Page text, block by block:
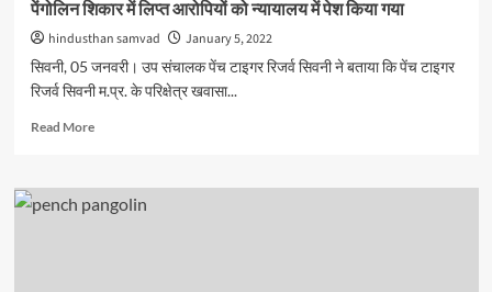
पेंगोलिन शिकार में लिप्त आरोपियों को न्यायालय में पेश किया गया
hindusthan samvad
January 5, 2022
सिवनी, 05 जनवरी। उप संचालक पेंच टाइगर रिजर्व सिवनी ने बताया कि पेंच टाइगर
रिजर्व सिवनी म.प्र. के परिक्षेत्र खवासा...
Read MoreRead
पेंगोलिन
शिकार